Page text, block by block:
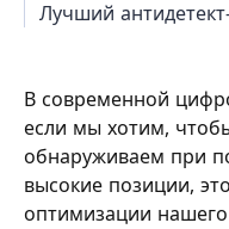
Лучший
В современной
если мы хотим,
обнаруживаем при
высокие позиции,
оптимизации